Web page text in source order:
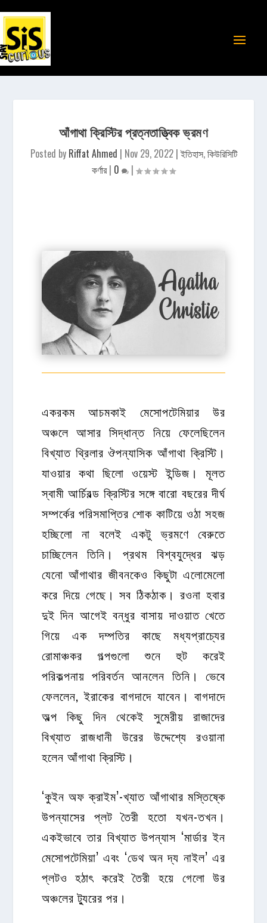
আঁগাথা ক্রিস্টির প্রত্নতাত্ত্বিক ভ্রমণ
Posted by Riffat Ahmed | Nov 29, 2022|ইতিহাস,কিউরিসিটি
কর্ণার| 0 |
একরকম আচমকাই মেসোপটেমিয়ার উর
অঞ্চলে আসার সিদ্ধান্ত নিয়ে ফেলেছিলেন
বিখ্যাত থ্রিলার ঔপন্যাসিক আঁগাথা ক্রিস্টি।
যাওয়ার কথা ছিলো ওয়েস্ট ইন্ডিজ। মূলত
স্বামী আর্চিবল্ড ক্রিস্টির সঙ্গে বারো বছরের দীর্ঘ
সম্পর্কের পরিসমাপ্তির শোক কাটিয়ে ওঠা সহজ
হচ্ছিলো না বলেই একটু ভ্রমণে বেরুতে
চাচ্ছিলেন তিনি। প্রথম বিশ্বযুদ্ধের ঝড়
যেনো আঁগাথার জীবনকেও কিছুটা এলোমেলো
করে দিয়ে গেছে। সব ঠিকঠাক। রওনা হবার
দুই দিন আগেই বন্ধুর বাসায় দাওয়াত খেতে
গিয়ে এক দম্পতির কাছে মধ্যপ্রাচ্যের
রোমাঞ্চকর গল্পগুলো শুনে হুট করেই
পরিকল্পনায় পরিবর্তন আনলেন তিনি। ভেবে
ফেললেন, ইরাকের বাগদাদে যাবেন। বাগদাদে
অল্প কিছু দিন থেকেই সুমেরীয় রাজাদের
বিখ্যাত রাজধানী উরের উদ্দেশ্যে রওয়ানা
হলেন আঁগাথা ক্রিস্টি।
‘কুইন অফ ক্রাইম’-খ্যাত আঁগাথার মস্তিষ্কে
উপন্যাসের প্লট তৈরী হতো যখন-তখন।
একইভাবে তার বিখ্যাত উপন্যাস ‘মার্ডার ইন
মেসোপটেমিয়া’ এবং ‘ডেথ অন দ্য নাইল’ এর
প্লটও হঠাৎ করেই তৈরী হয়ে গেলো উর
অঞ্চলের ট্যুরের পর।